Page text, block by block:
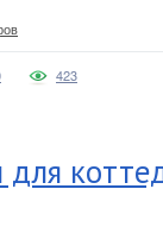
423
для